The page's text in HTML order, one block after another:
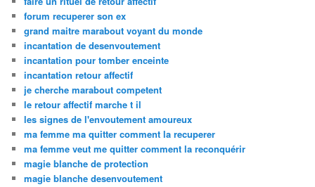
forum recuperer son ex
grand maitre marabout voyant du monde
incantation de desenvoutement
incantation pour tomber enceinte
incantation retour affectif
je cherche marabout competent
le retour affectif marche t il
les signes de l'envoutement amoureux
ma femme ma quitter comment la recuperer
ma femme veut me quitter comment la reconquérir
magie blanche de protection
magie blanche desenvoutement